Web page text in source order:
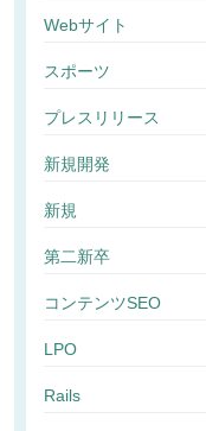
Webサイト
スポーツ
プレスリリース
新規開発
新規
第二新卒
コンテンツSEO
LPO
Rails